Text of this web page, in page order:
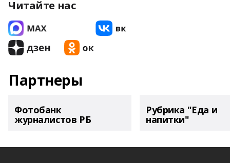
Читайте нас
Партнеры
Фотобанк
журналистов РБ
Рубрика "Еда и
напитки"